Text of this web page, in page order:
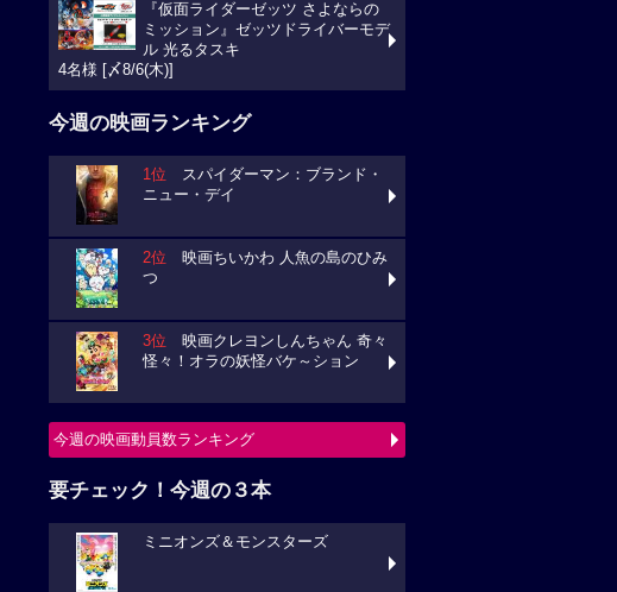
『仮面ライダーゼッツ さよならの
ミッション』ゼッツドライバーモデ
ル 光るタスキ
4名様 [〆8/6(木)]
今週の映画ランキング
1位 スパイダーマン：ブランド・
ニュー・デイ
2位 映画ちいかわ 人魚の島のひみ
つ
3位 映画クレヨンしんちゃん 奇々
怪々！オラの妖怪バケ～ション
今週の映画動員数ランキング
要チェック！今週の３本
ミニオンズ＆モンスターズ